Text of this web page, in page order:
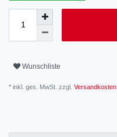
Wunschliste
* inkl. ges. MwSt. zzgl. Versandkosten